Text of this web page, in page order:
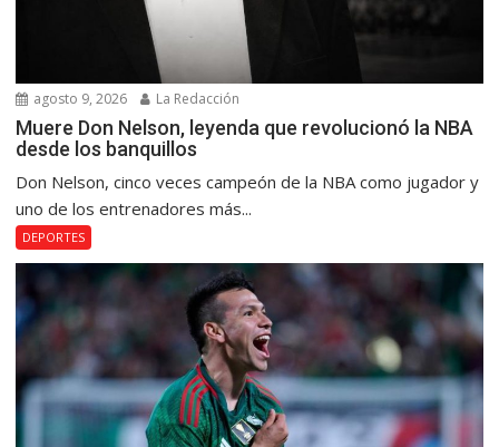
agosto 9, 2026 La Redacción
Muere Don Nelson, leyenda que revolucionó la NBA
desde los banquillos
Don Nelson, cinco veces campeón de la NBA como jugador y
uno de los entrenadores más...
DEPORTES